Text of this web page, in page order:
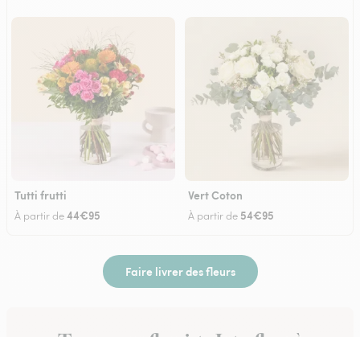
Tutti frutti
À partir de44€95
Vert Coton
À partir de 54€95
Faire livrer des fleurs